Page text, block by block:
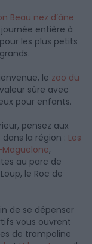
Beau nez d’âne
entière à
les plus petits
le zoo du
sûre avec
pour enfants.
pensez aux
la région : Les
,
au parc de
le Roc de
de se dépenser
vous ouvrent
de trampoline